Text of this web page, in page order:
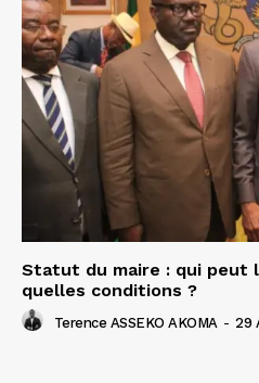
Statut du maire : qui peut
quelles conditions ?
Terence ASSEKO AKOMA - 29